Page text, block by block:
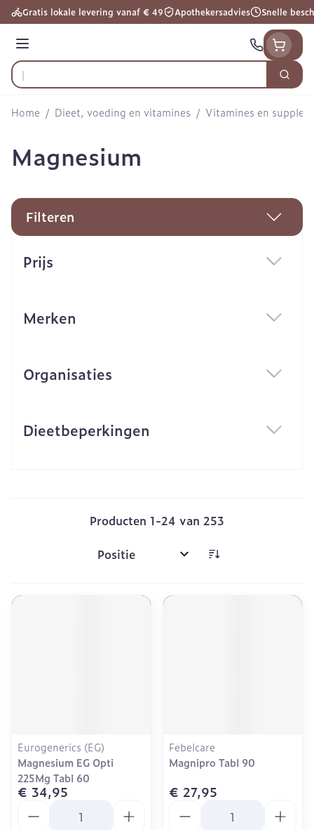
Ga naar de inhoud
Gratis lokale levering vanaf € 49 Apothekersadvies Snelle
Menu
Product, merk, categorie...
Zoek
Home / Dieet, voeding en vitamines / Vitamines en
Magnesium
Filteren
Prijs
Merken
Organisaties
Dieetbeperkingen
Producten 1-24 van 253
Sorteer op:
Eurogenerics (EG)
Magnesium EG Opti
225Mg Tabl 60
€ 34,95
Febelcare
Magnipro Tabl 90
€ 27,95